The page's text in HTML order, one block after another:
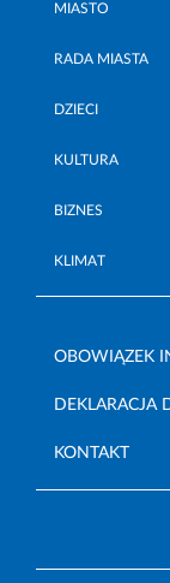
MIASTO
RADA MIASTA
DZIECI
KULTURA
BIZNES
KLIMAT
OBOWIĄZEK
DEKLARACJA
KONTAKT